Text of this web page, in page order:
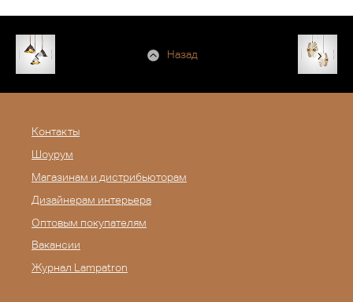
Назад
Контакты
Шоурум
Магазинам и дистрибьюторам
Дизайнерам интерьера
Оптовым покупателям
Вакансии
Журнал Lampatron